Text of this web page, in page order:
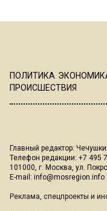
ПОЛИТИКА
ПРОИСШЕСТВИЯ
Главный редактор:
Телефон редакции: +7 495
101000, г. Москва, ул.
E-mail: info@mosregion.info
Реклама, спецпроекты и